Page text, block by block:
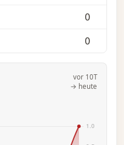
0
0
vor 10T
→ heute